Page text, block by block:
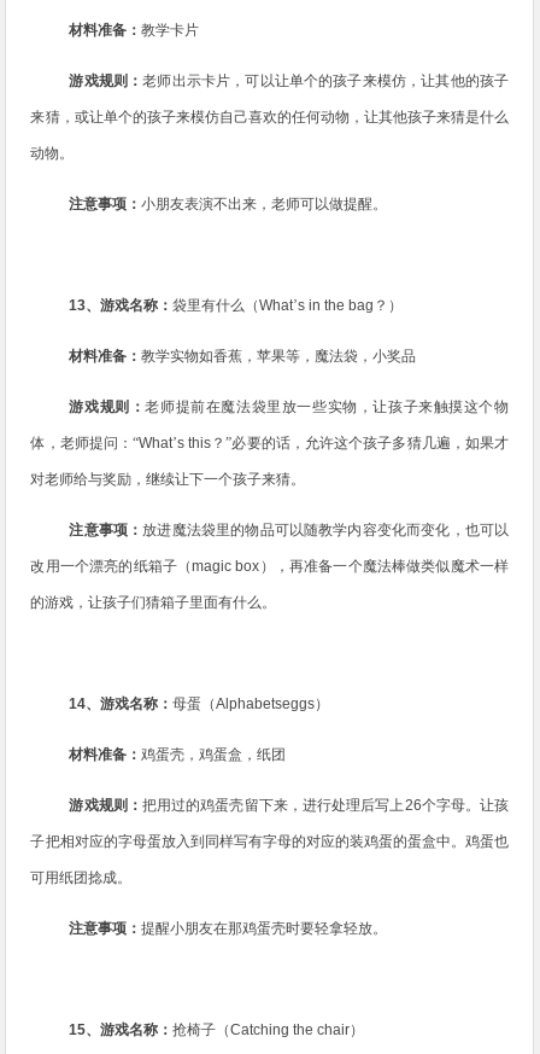
材料准备：教学卡片
游戏规则：老师出示卡片，可以让单个的孩子来模仿，让其他的孩子
来猜，或让单个的孩子来模仿自己喜欢的任何动物，让其他孩子来猜是什么
动物。
注意事项：小朋友表演不出来，老师可以做提醒。
13、游戏名称：袋里有什么（What’s in the bag ？）
材料准备：教学实物如香蕉，苹果等，魔法袋，小奖品
游戏规则：老师提前在魔法袋里放一些实物，让孩子来触摸这个物
体，老师提问：“What’s this ？”必要的话，允许这个孩子多猜几遍，如果才
对老师给与奖励，继续让下一个孩子来猜。
注意事项：放进魔法袋里的物品可以随教学内容变化而变化，也可以
改用一个漂亮的纸箱子（magic box ），再准备一个魔法棒做类似魔术一样
的游戏，让孩子们猜箱子里面有什么。
14、游戏名称：母蛋（Alphabetseggs）
材料准备：鸡蛋壳，鸡蛋盒，纸团
游戏规则： 把用过的鸡蛋壳留下来，进行处理后写上26个字母。让孩
子把相对应的字母蛋放入到同样写有字母的对应的装鸡蛋的蛋盒中。鸡蛋也
可用纸团捻成。
注意事项：提醒小朋友在那鸡蛋壳时要轻拿轻放。
15、游戏名称：抢椅子（Catching the chair）